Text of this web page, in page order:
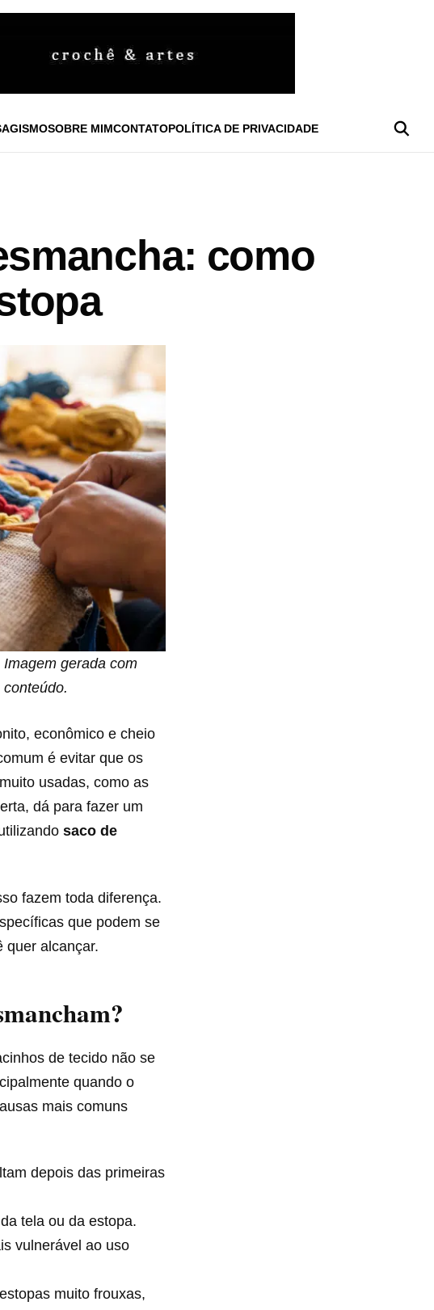
SOBRE MIMCONTATOPOLÍTICA DE PRIVACIDADE
como
gerada com
econômico e cheio
é evitar que os
usadas, como as
dá para fazer um
saco de
fazem toda diferença.
que podem se
quer alcançar.
de tecido não se
quando o
mais comuns
depois das primeiras
tela ou da estopa.
vulnerável ao uso
muito frouxas,